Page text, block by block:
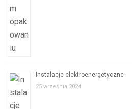
Instalacje elektroenergetyczne
25 września 2024